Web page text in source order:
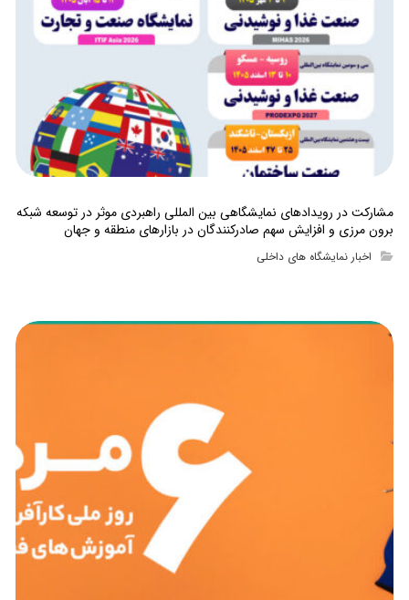
مشارکت در رویدادهای نمایشگاهی بین المللی راهبردی موثر در توسعه شبکه
برون مرزی و افزایش سهم صادرکنندگان در بازارهای منطقه و جهان
اخبار نمایشگاه های داخلی